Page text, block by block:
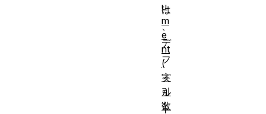
は
、
デ
フ
ォ
ル
ト
u
m
e
nt
(
実
引
数